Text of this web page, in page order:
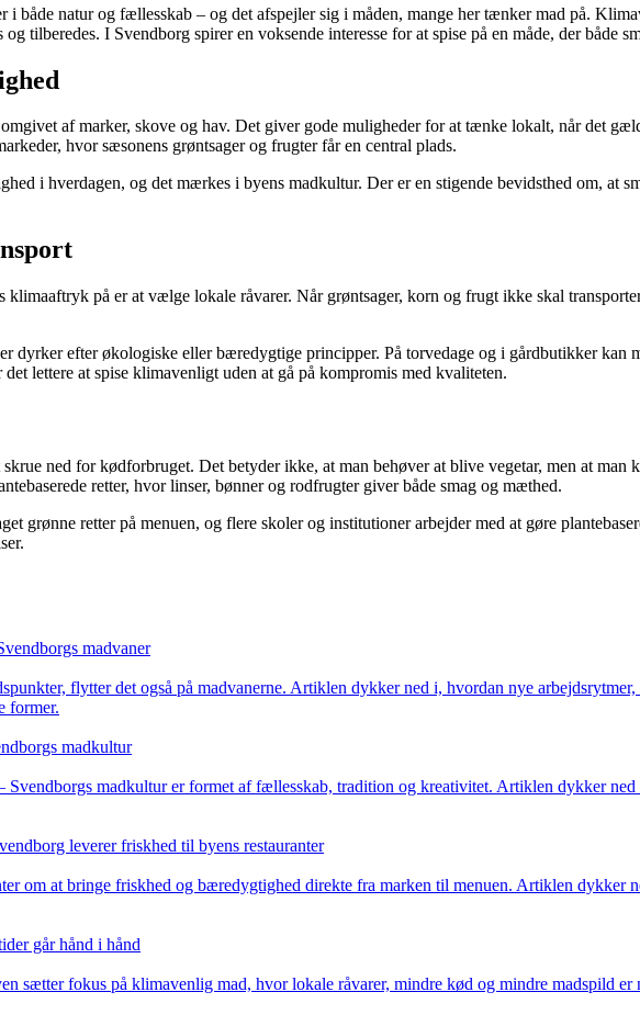
i både natur og fællesskab – og det afspejler sig i måden, mange her tænker mad på.
tilberedes. I Svendborg spirer en voksende interesse for at spise på en måde, der både
af marker, skove og hav. Det giver gode muligheder for at tænke lokalt, når det
hvor sæsonens grøntsager og frugter får en central plads.
i hverdagen, og det mærkes i byens madkultur. Der er en stigende bevidsthed om, at
klimaaftryk på er at vælge lokale råvarer. Når grøntsager, korn og frugt ikke skal
dyrker efter økologiske eller bæredygtige principper. På torvedage og i gårdbutikker
lettere at spise klimavenligt uden at gå på kompromis med kvaliteten.
ned for kødforbruget. Det betyder ikke, at man behøver at blive vegetar, men at
retter, hvor linser, bønner og rodfrugter giver både smag og mæthed.
grønne retter på menuen, og flere skoler og institutioner arbejder med at gøre
madvaner
flytter det også på madvanerne. Artiklen dykker ned i, hvordan nye
former.
madkultur
Svendborgs madkultur er formet af fællesskab, tradition og kreativitet. Artiklen dykker
leverer friskhed til byens restauranter
om at bringe friskhed og bæredygtighed direkte fra marken til menuen. Artiklen
går hånd i hånd
sætter fokus på klimavenlig mad, hvor lokale råvarer, mindre kød og mindre madspild